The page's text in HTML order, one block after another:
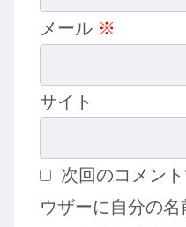
メール ※
サイト
次回のコメン
ウザーに自分の